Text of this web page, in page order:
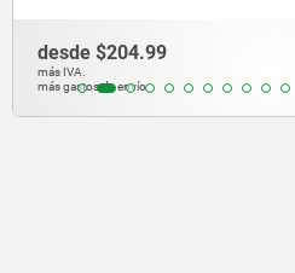
desde$140.27
más IVA.
más gastos de envío